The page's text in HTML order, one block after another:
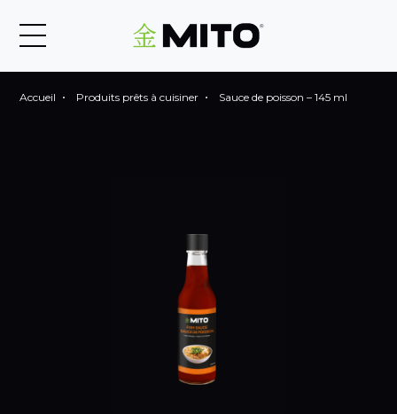
Accueil Produits prêts à cuisiner Sauce de poisson – 145 ml